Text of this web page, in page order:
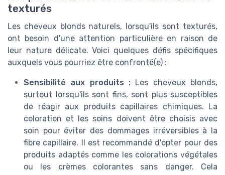
texturés
Les cheveux blonds naturels, lorsqu'ils sont texturés,
ont besoin d'une attention particulière en raison de
leur nature délicate. Voici quelques défis spécifiques
auxquels vous pourriez être confronté(e) :
Sensibilité aux produits : Les cheveux blonds,
surtout lorsqu'ils sont fins, sont plus susceptibles
de réagir aux produits capillaires chimiques. La
coloration et les soins doivent être choisis avec
soin pour éviter des dommages irréversibles à la
fibre capillaire. Il est recommandé d'opter pour des
produits adaptés comme les colorations végétales
ou les crèmes colorantes sans danger. Cela